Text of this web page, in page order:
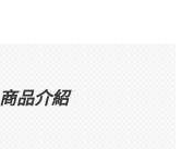
商品介紹